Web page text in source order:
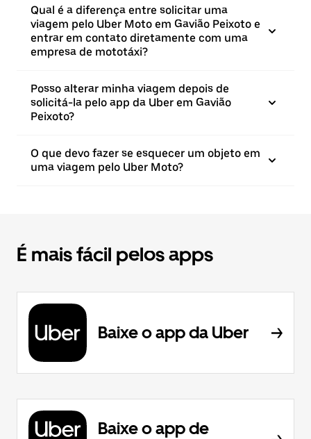
Qual é a diferença entre solicitar uma
viagem pelo Uber Moto em Gavião Peixoto e
entrar em contato diretamente com uma
empresa de mototáxi?
Posso alterar minha viagem depois de
solicitá-la pelo app da Uber em Gavião
Peixoto?
O que devo fazer se esquecer um objeto em
uma viagem pelo Uber Moto?
É mais fácil pelos apps
Baixe o app da Uber
Baixe o app de